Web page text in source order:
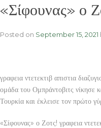
«Σίφουνας» ο
Posted on September 15, 2021
γραφεια ντετεκτιβ απιστια
ομάδα του Ομπράντοβιτς
Τουρκία και έκλεισε τον πρώτο
«Σίφουνας» ο Ζοτς! γραφεια